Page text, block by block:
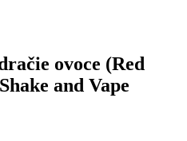
ovoce (Red
and Vape